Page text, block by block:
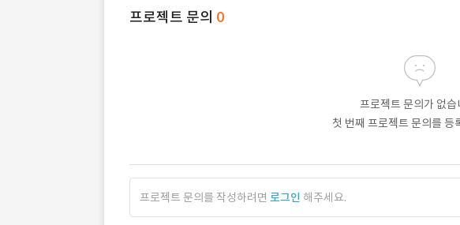
프로젝트 문의 0
프로젝트 문의가 없습
첫 번째 프로젝트 문의를 등
프로젝트 문의를 작성하려면 로그인 해주세요.